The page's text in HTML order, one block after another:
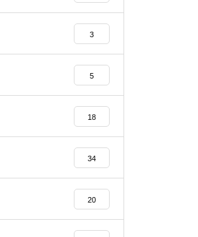
3
5
18
34
20